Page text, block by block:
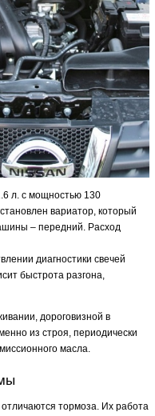
л. с мощностью 130
вариатор, который
– передний. Расход
диагностики свечей
быстрота разгона,
дороговизной в
из строя, периодически
масла.
тормоза. Их работа